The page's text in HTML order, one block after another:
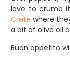
love to crumb
Crete where
a bit of olive oil
Buon appetito